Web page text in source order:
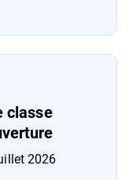
onglet)
classe
2026